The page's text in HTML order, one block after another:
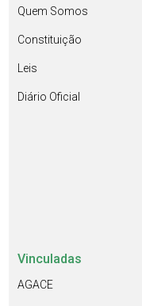
Quem Somos
Constituição
Leis
Diário Oficial
Vinculadas
AGACE